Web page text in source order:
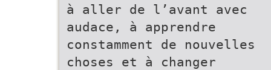
à aller de l’avant avec
audace, à apprendre
constamment de nouvelles
choses et à changer